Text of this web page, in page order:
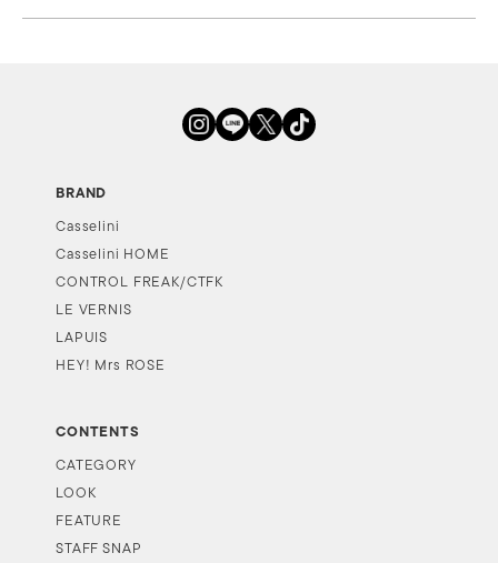
BRAND
Casselini
Casselini HOME
CONTROL FREAK/CTFK
LE VERNIS
LAPUIS
HEY! Mrs ROSE
CONTENTS
CATEGORY
LOOK
FEATURE
STAFF SNAP